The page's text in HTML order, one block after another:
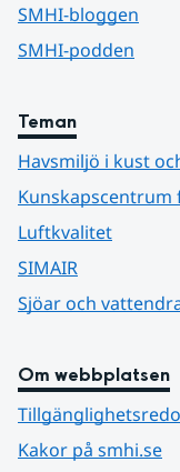
SMHI-bloggen
SMHI-podden
Teman
Havsmiljö i kust
Luftkvalitet
SIMAIR
Sjöar och
Om webbplatsen
Kakor på smhi.se